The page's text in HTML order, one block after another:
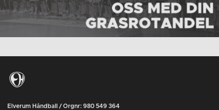
Elverum Håndball / Orgnr: 980 549 364